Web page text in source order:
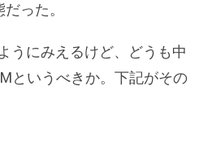
った。
うにみえるけど、どうも中
というべきか。下記がその